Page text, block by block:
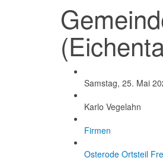
Samstag, 25. Mai
Karlo Vegelahn
Firmen
Osterode Ortsteil